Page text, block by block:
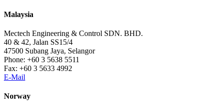
Malaysia
Mectech Engineering & Control SDN. BHD.
40 & 42, Jalan SS15/4
47500 Subang Jaya, Selangor
Phone: +60 3 5638 5511
Fax: +60 3 5633 4992
E-Mail
Norway